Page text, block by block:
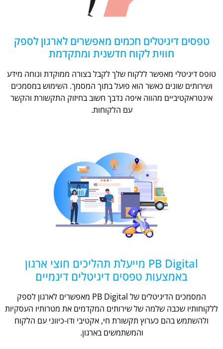
טפסים דיגיטלים חכמים מאפשרים לארגון לספק
חווית לקוח חדשנית ומתקדמת
טופס דיגיטלי מאפשר ללקוח שלך לקבל בצורה ממוקדת ונוחה מידע
ושירותים שונים כאשר הוא פועל בתוך המסמך. השימוש במסמכים
אינטראקטיביים מהווה איפה נדבך חשוב בחיזוק התקשורת והקשר
עם הלקוחות.
PB Digital מייעלת תהליכים חוצי ארגון
באמצעות טפסים דיגיטלים דינמיים
המסמכים הדיגיטלים של PB Digital מאפשרים לארגון לספק
ללקוחותיו שכבה שלמה של שירותים המקדמים את מטרותיו העסקיות
ולהשתמש בהם כערוץ תקשורת חי, אקטיבי ודו-כיווני עם הלקוח
והמשתמשים בארגון.